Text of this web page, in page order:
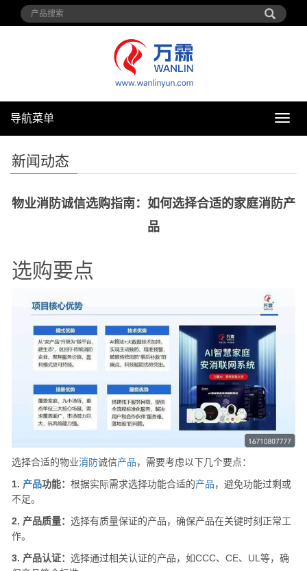
导
导航菜单
新闻动态
物业消防诚信选购指南：如何选择合适的家庭消防产
品
选购要点
选择合适的物业消防诚信产品，需要考虑以下几个要点：
1. 产品功能： 根据实际需求选择功能合适的产品，避免功能过剩或
不足。
2. 产品质量： 选择有质量保证的产品，确保产品在关键时刻正常工
作。
3. 产品认证： 选择通过相关认证的产品，如CCC、CE、UL等，确